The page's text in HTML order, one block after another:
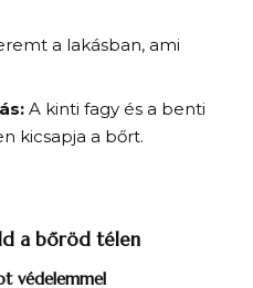
a lakásban, ami
A kinti fagy és a benti
kicsapja a bőrt.
a bőröd télen
védelemmel